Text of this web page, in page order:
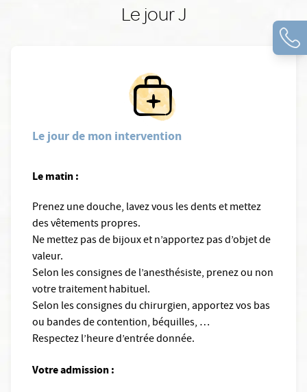
Le jour J
Le jour de mon intervention
Le matin :
Prenez une douche, lavez vous les dents et mettez
des vêtements propres.
Ne mettez pas de bijoux et n’apportez pas d’objet de
valeur.
Selon les consignes de l’anesthésiste, prenez ou non
votre traitement habituel.
Selon les consignes du chirurgien, apportez vos bas
ou bandes de contention, béquilles, …
Respectez l’heure d’entrée donnée.
Votre admission :